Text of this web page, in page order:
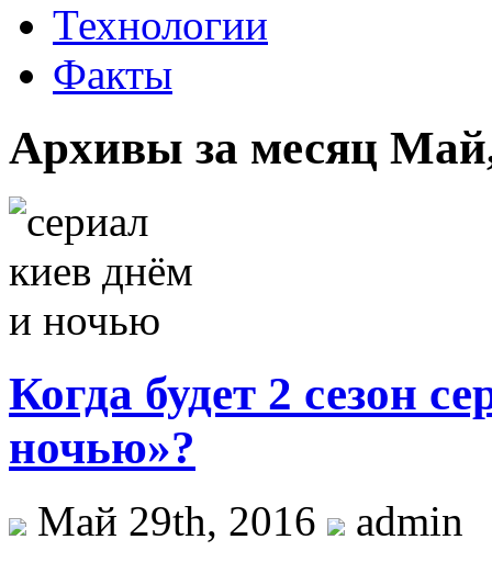
Технологии
Факты
Архивы за месяц
Когда будет 2 сезон
ночью»?
Май 29th, 2016
admin